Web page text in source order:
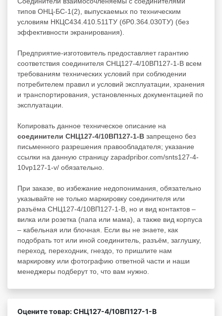
типов ОНЦ-БС-1(2), выпускаемых по техническим
условиям НКЦС434.410.511ТУ (бР0.364.030ТУ) (без
эффективности экранирования).
Предприятие-изготовитель предоставляет гарантию
соответствия соединителя СНЦ127-4/10ВП127-1-В всем
требованиям технических условий при соблюдении
потребителем правил и условий эксплуатации, хранения
и транспортирования, установленных документацией по
эксплуатации.
Копировать данное техническое описание на
соединители СНЦ127-4/10ВП127-1-В запрещено без
письменного разрешения правообладателя; указание
ссылки на данную страницу zapadpribor.com/snts127-4-
10vp127-1-v/ обязательно.
При заказе, во избежание недопонимания, обязательно
указывайте не только маркировку соединителя или
разъёма СНЦ127-4/10ВП127-1-В, но и вид контактов –
вилка или розетка (папа или мама), а также вид корпуса
– кабельная или блочная. Если вы не знаете, как
подобрать тот или иной соединитель, разъём, заглушку,
переход, переходник, гнездо, то пришлите нам
маркировку или фотографию ответной части и наши
менеджеры подберут то, что вам нужно.
Оцените товар: СНЦ127-4/10ВП127-1-В